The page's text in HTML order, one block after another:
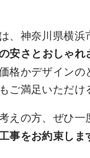
、神奈川県横
安さとおしゃ
格かデザイン
ご満足いただ
えの方、ぜひ
事をお約束しま